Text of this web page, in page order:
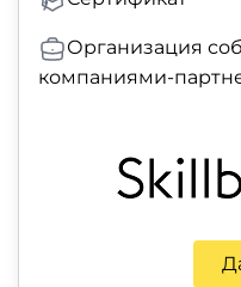
Организация
компаниями-